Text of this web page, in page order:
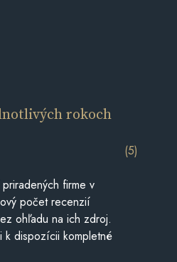
rokoch
(5)
firme v
počet recenzií
ohľadu na ich zdroj.
k dispozícii kompletné